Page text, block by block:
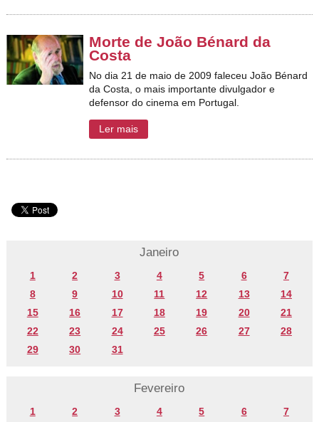
Morte de João Bénard da
Costa
No dia 21 de maio de 2009 faleceu João Bénard
da Costa, o mais importante divulgador e
defensor do cinema em Portugal.
Ler mais
Janeiro
1 2 3 4 5 6
7
8
9 10 11 12 13
14
15
16 17 18 19 20
21
22
23 24 25 26 27
28
29
30 31
Fevereiro
1 2 3 4 5 6
7